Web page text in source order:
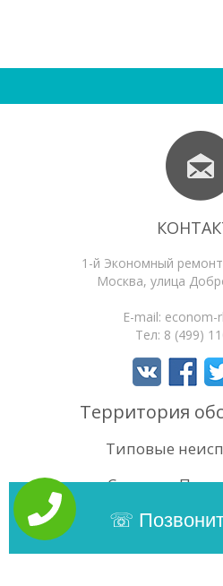
1-й Экономный
Москва, улица
E-mail: econom-
Тел: 8 (499)
Территория
Типовые
Статьи